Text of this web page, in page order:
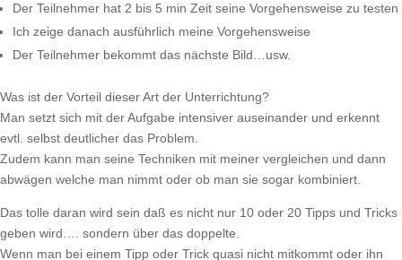
Der Teilnehmer hat 2 bis 5 min Zeit seine Vorgehensweise zu testen
Ich zeige danach ausführlich meine Vorgehensweise
Der Teilnehmer bekommt das nächste Bild…usw.
Was ist der Vorteil dieser Art der Unterrichtung?
Man setzt sich mit der Aufgabe intensiver auseinander und erkennt
evtl. selbst deutlicher das Problem.
Zudem kann man seine Techniken mit meiner vergleichen und dann
abwägen welche man nimmt oder ob man sie sogar kombiniert.
Das tolle daran wird sein daß es nicht nur 10 oder 20 Tipps und Tricks
geben wird…. sondern über das doppelte.
Wenn man bei einem Tipp oder Trick quasi nicht mitkommt oder ihn